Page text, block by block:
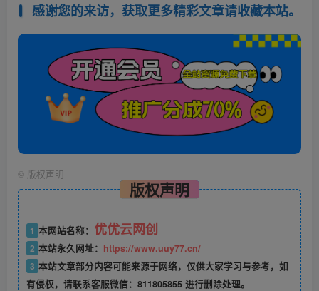
感谢您的来访，获取更多精彩文章请收藏本站。
© 版权声明
版权声明
1 本网站名称： 优优云网创
2 本站永久网址： https://www.uuy77.cn/
3 本站文章部分内容可能来源于网络，仅供大家学习与参考，如
有侵权，请联系客服微信：811805855 进行删除处理。